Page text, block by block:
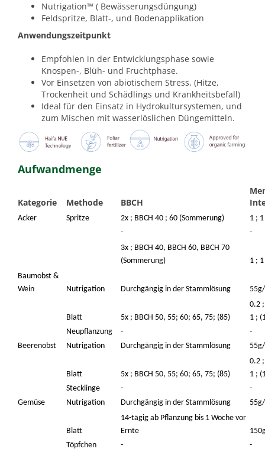
Nutrigation™ ( Bewässerungsdüngung)
Feldspritze, Blatt-, und Bodenapplikation
Anwendungszeitpunkt
Empfohlen in der Entwicklungsphase sowie
Knospen-, Blüh- und Fruchtphase.
Vor Einsetzen von abiotischem Stress, (Hitze,
Trockenheit und Schädlings und Krankheitsbefall)
Ideal für den Einsatz in Hydrokultursystemen, und
zum Mischen mit wasserlöslichen Düngemitteln.
Aufwandmenge
Kategorie Methode BBCH
Acker Spritze 2x ; BBCH 40 ; 60 (Sommerung)
1 ;
-
-
3x ; BBCH 40, BBCH 60, BBCH 70
(Sommerung)
1 ;
Baumobst &
Wein
Nutrigation Durchgängig in der Stammlösung
Blatt 5x ; BBCH 50, 55; 60; 65, 75; (85)
0.2
1 ;
Neupflanzung
-
-
Beerenobst
Nutrigation Durchgängig in der Stammlösung
Blatt 5x ; BBCH 50, 55; 60; 65, 75; (85)
0.2
1 ;
Stecklinge
-
-
Gemüse
Nutrigation Durchgängig in der Stammlösung
Blatt
14-tägig ab Pflanzung bis 1 Woche vor
Ernte
Töpfchen
- -